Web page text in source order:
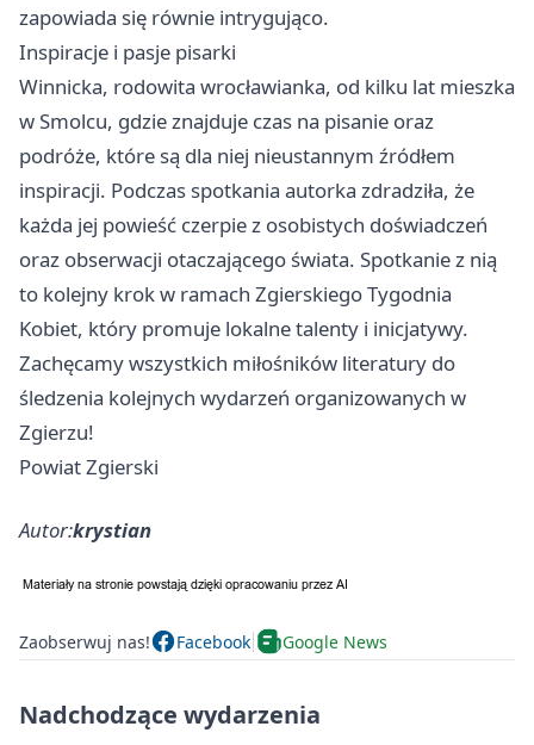
zapowiada się równie intrygująco.
Inspiracje i pasje pisarki
Winnicka, rodowita wrocławianka, od kilku lat mieszka
w Smolcu, gdzie znajduje czas na pisanie oraz
podróże, które są dla niej nieustannym źródłem
inspiracji. Podczas spotkania autorka zdradziła, że
każda jej powieść czerpie z osobistych doświadczeń
oraz obserwacji otaczającego świata. Spotkanie z nią
to kolejny krok w ramach Zgierskiego Tygodnia
Kobiet, który promuje lokalne talenty i inicjatywy.
Zachęcamy wszystkich miłośników literatury do
śledzenia kolejnych wydarzeń organizowanych w
Zgierzu!
Powiat Zgierski
Autor:krystian
Zaobserwuj nas! Facebook Google News
Nadchodzące wydarzenia